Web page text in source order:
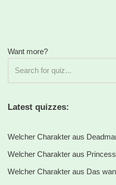
Want more?
Latest quizzes:
Welcher Charakter aus
Welcher Charakter aus
Welcher Charakter aus Das